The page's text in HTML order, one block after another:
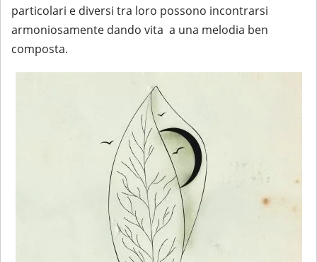
particolari e diversi tra loro possono incontrarsi
armoniosamente dando vita a una melodia ben
composta.